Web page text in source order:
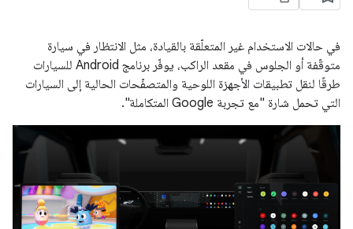
في حالات الاستخدام غير المتعلّقة بالقيادة، مثل الانتظار في سيارة
متوقّفة أو الجلوس في مقعد الراكب، يوفّر برنامج Android للسيارات
طرقًا لنقل تطبيقات الأجهزة اللوحية والمتصفّحات الحالية إلى السيارات
التي تحمل شارة "مع تجربة Google المتكاملة".